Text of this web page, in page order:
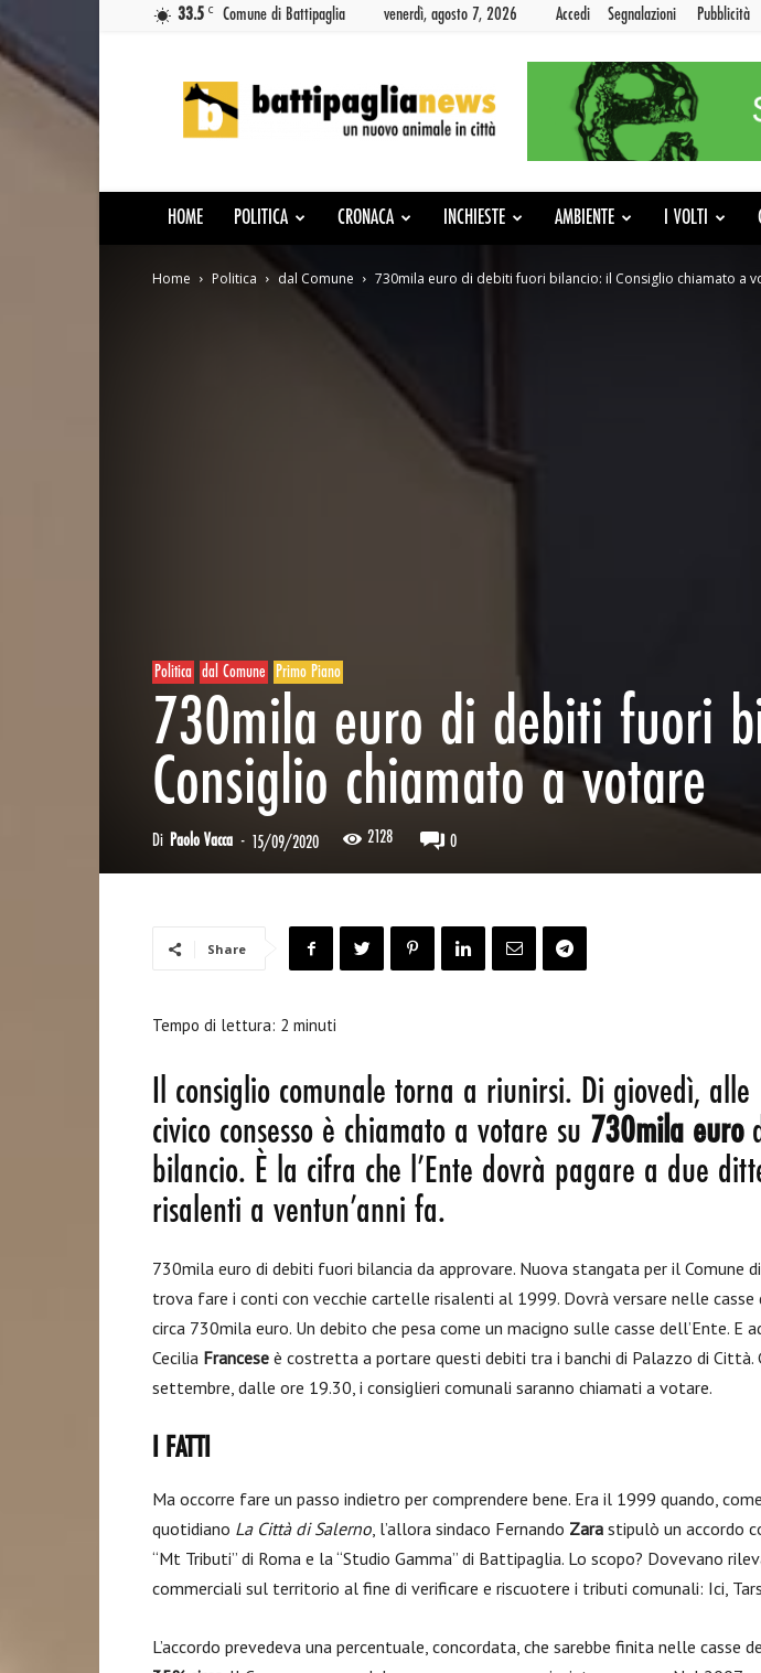
33.5 C Comune di Battipaglia venerdì, agosto 7, 2026 Accedi Segnalazioni Pubblicità
News
HOME POLITICA CRONACA INCHIESTE AMBIENTE I VOLTI
Home Politica dal Comune 730mila euro di debiti fuori bilancio: il Consiglio chiamato a
Politica dal Comune Primo Piano
730mila euro di debiti fuori
Consiglio chiamato a votare
Di Paolo Vacca - 15/09/2020 2128 0
Share
Tempo di lettura: 2 minuti
Il consiglio comunale torna a riunirsi. Di giovedì,
civico consesso è chiamato a votare su 730mila euro
bilancio. È la cifra che l’Ente dovrà pagare a due
risalenti a ventun’anni fa.
730mila euro di debiti fuori bilancia da approvare. Nuova stangata per il Comune
trova fare i conti con vecchie cartelle risalenti al 1999. Dovrà versare nelle casse
circa 730mila euro. Un debito che pesa come un macigno sulle casse dell’Ente. E
Cecilia Francese è costretta a portare questi debiti tra i banchi di Palazzo di Città.
settembre, dalle ore 19.30, i consiglieri comunali saranno chiamati a votare.
I FATTI
Ma occorre fare un passo indietro per comprendere bene. Era il 1999 quando,
quotidiano La Città di Salerno, l’allora sindaco Fernando Zara stipulò un accordo
“Mt Tributi” di Roma e la “Studio Gamma” di Battipaglia. Lo scopo? Dovevano
commerciali sul territorio al fine di verificare e riscuotere i tributi comunali: Ici,
L’accordo prevedeva una percentuale, concordata, che sarebbe finita nelle casse